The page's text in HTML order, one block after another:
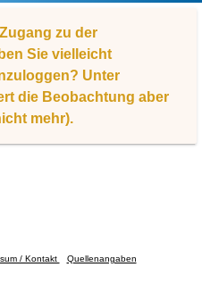
zu der
Sie vielleicht
Unter
die Beobachtung aber
mehr).
/ Kontakt Quellenangaben